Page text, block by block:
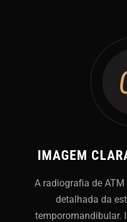
IMAGEM
A radiografia de
detalhada da
temporomandibular.